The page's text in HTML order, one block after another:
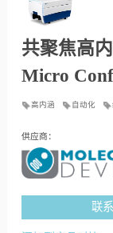
共聚焦高
Micro
高内涵 自动化
供应商：
联